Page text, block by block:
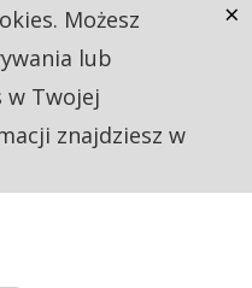
Możesz
lub
w Twojej
znajdziesz w
×